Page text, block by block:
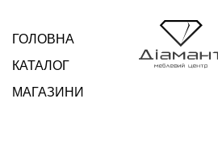
ГОЛОВНА
КАТАЛОГ
МАГАЗИНИ